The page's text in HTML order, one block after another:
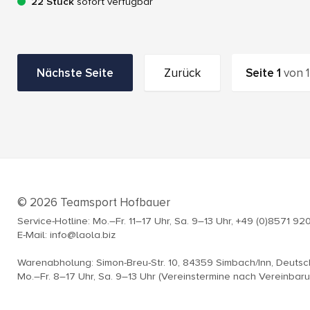
Nächste Seite Zurück Seite1 von1
© 2026 Teamsport Hofbauer
Service-Hotline: Mo.–Fr. 11–17 Uhr, Sa. 9–13 Uhr, +49 (0)8571
E-Mail: info@laola.biz
Warenabholung: Simon-Breu-Str. 10, 84359 Simbach/Inn,
Mo.–Fr. 8–17 Uhr, Sa. 9–13 Uhr (Vereinstermine nach